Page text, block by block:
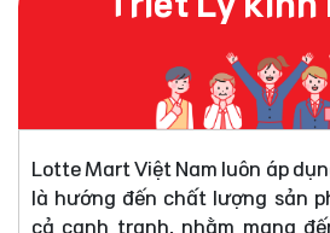
Lotte Mart Việt Nam luôn áp
là hướng đến chất lượng sản
cả cạnh tranh, nhằm mang